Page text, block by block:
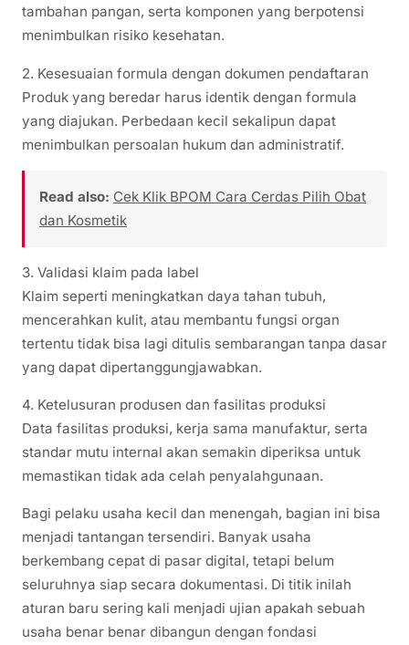
tambahan pangan, serta komponen yang berpotensi
menimbulkan risiko kesehatan.
2. Kesesuaian formula dengan dokumen pendaftaran
Produk yang beredar harus identik dengan formula
yang diajukan. Perbedaan kecil sekalipun dapat
menimbulkan persoalan hukum dan administratif.
Read also: Cek Klik BPOM Cara Cerdas Pilih Obat
dan Kosmetik
3. Validasi klaim pada label
Klaim seperti meningkatkan daya tahan tubuh,
mencerahkan kulit, atau membantu fungsi organ
tertentu tidak bisa lagi ditulis sembarangan tanpa dasar
yang dapat dipertanggungjawabkan.
4. Ketelusuran produsen dan fasilitas produksi
Data fasilitas produksi, kerja sama manufaktur, serta
standar mutu internal akan semakin diperiksa untuk
memastikan tidak ada celah penyalahgunaan.
Bagi pelaku usaha kecil dan menengah, bagian ini bisa
menjadi tantangan tersendiri. Banyak usaha
berkembang cepat di pasar digital, tetapi belum
seluruhnya siap secara dokumentasi. Di titik inilah
aturan baru sering kali menjadi ujian apakah sebuah
usaha benar benar dibangun dengan fondasi